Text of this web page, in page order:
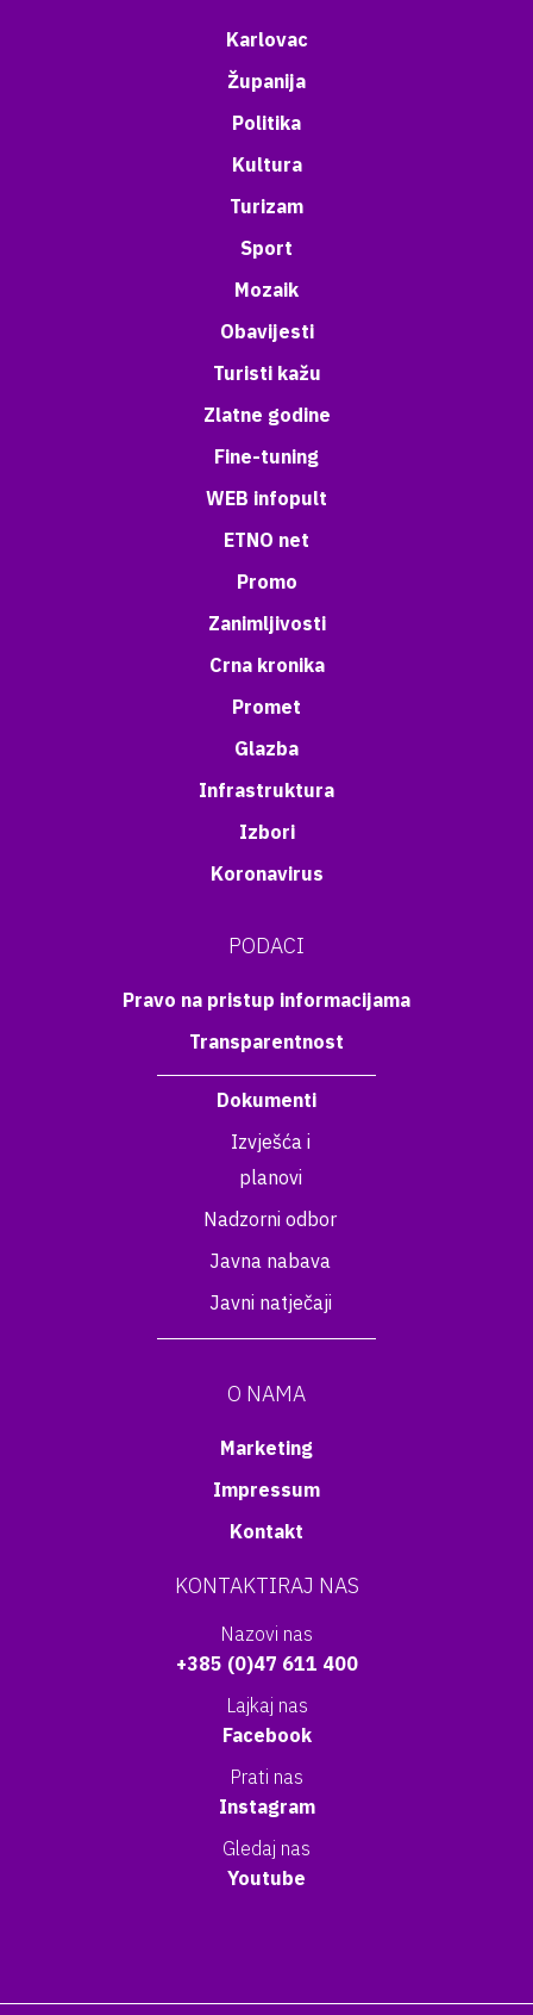
Karlovac
Županija
Politika
Kultura
Turizam
Sport
Mozaik
Obavijesti
Turisti kažu
Zlatne godine
Fine-tuning
WEB infopult
ETNO net
Promo
Zanimljivosti
Crna kronika
Promet
Glazba
Infrastruktura
Izbori
Koronavirus
PODACI
Pravo na pristup informacijama
Transparentnost
Dokumenti
Izvješća i
planovi
Nadzorni odbor
Javna nabava
Javni natječaji
O NAMA
Marketing
Impressum
Kontakt
KONTAKTIRAJ NAS
Nazovi nas
+385 (0)47 611 400
Lajkaj nas
Facebook
Prati nas
Instagram
Gledaj nas
Youtube